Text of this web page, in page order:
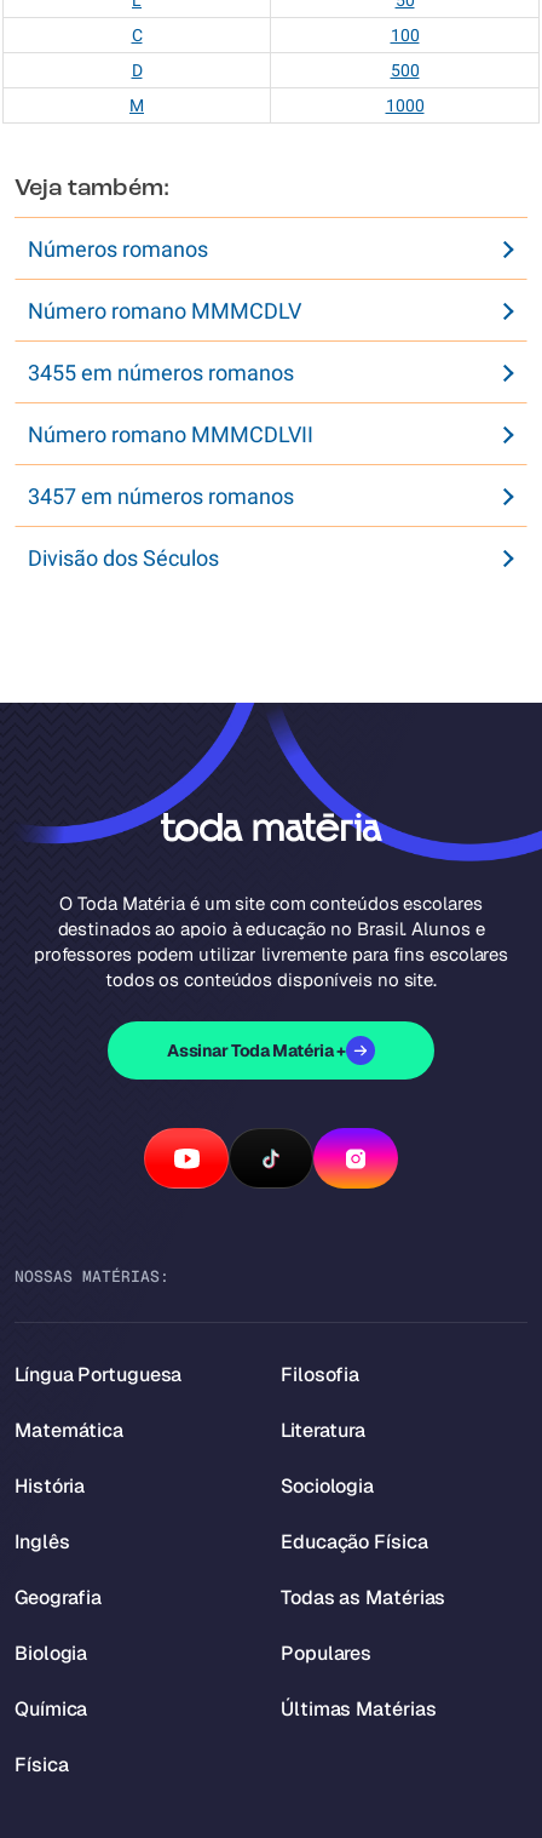
C
100
D
500
M
1000
Veja também:
Números romanos
Número romano MMMCDLV
3455 em números romanos
Número romano MMMCDLVII
3457 em números romanos
Divisão dos Séculos
O Toda Matéria é um site com conteúdos escolares
destinados ao apoio à educação no Brasil. Alunos e
professores podem utilizar livremente para fins escolares
todos os conteúdos disponíveis no site.
Assinar Toda Matéria +
NOSSAS MATÉRIAS:
Língua Portuguesa
Matemática
História
Inglês
Geografia
Biologia
Química
Física
Filosofia
Literatura
Sociologia
Educação Física
Todas as Matérias
Populares
Últimas Matérias